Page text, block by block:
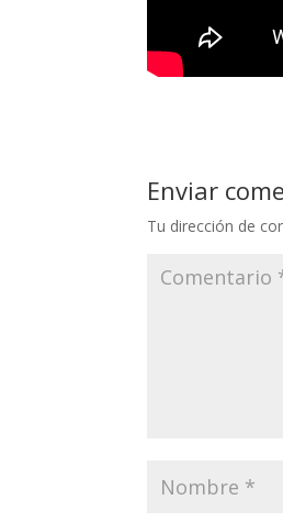
Enviar
Tu dirección de